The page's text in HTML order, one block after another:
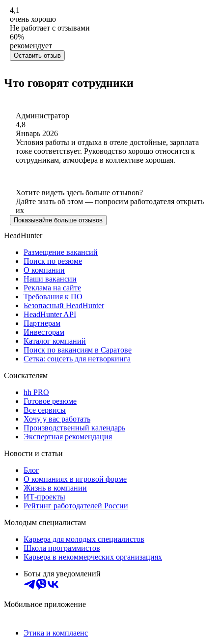
4,1
очень хорошо
Не работает с отзывами
60%
рекомендует
Оставить отзыв
Что говорят сотрудники
Администратор
4,8
Январь 2026
Условия работы и отдыха в отеле достойные, зарплата
тоже соответствует. Руководство хорошо относится к
сотрудникам, атмосфера в коллективе хорошая.
Хотите видеть здесь больше отзывов?
Дайте знать об этом — попросим работодателя открыть
их
Показывайте больше отзывов
HeadHunter
Размещение вакансий
Поиск по резюме
О компании
Наши вакансии
Реклама на сайте
Требования к ПО
Безопасный HeadHunter
HeadHunter API
Партнерам
Инвесторам
Каталог компаний
Поиск по вакансиям в Саратове
Сетка: соцсеть для нетворкинга
Соискателям
hh PRO
Готовое резюме
Все сервисы
Хочу у вас работать
Производственный календарь
Экспертная рекомендация
Новости и статьи
Блог
О компаниях в игровой форме
Жизнь в компании
ИТ-проекты
Рейтинг работодателей России
Молодым специалистам
Карьера для молодых специалистов
Школа программистов
Карьера в некоммерческих организациях
Боты для уведомлений
Мобильное приложение
Этика и комплаенс